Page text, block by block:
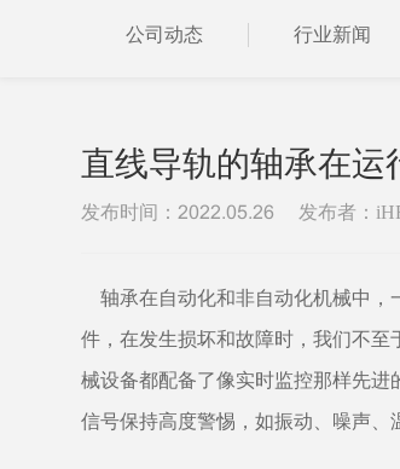
当前位置： 首页 新闻资讯
公司动态 行业新闻
直线导轨的轴承在运
发布时间： 2022.05.26 发布者：
轴承在自动化和非自动化机械中，
件，在发生损坏和故障时，我们不
械设备都配备了像实时监控那样先
信号保持高度警惕，如振动、噪声、